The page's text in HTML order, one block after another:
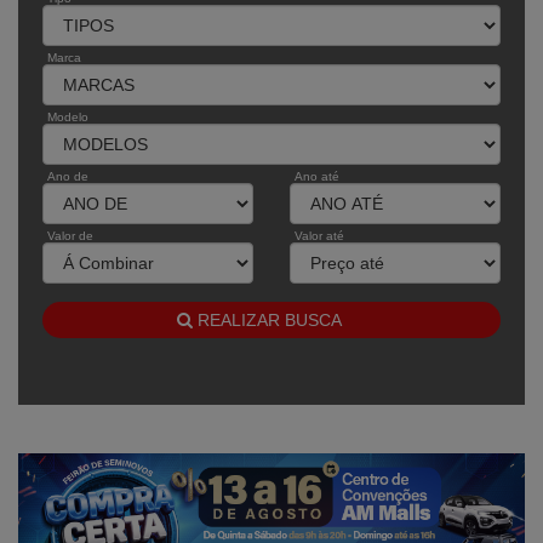
Marca
Modelo
Ano de Ano até
Valor de Valor até
REALIZAR BUSCA